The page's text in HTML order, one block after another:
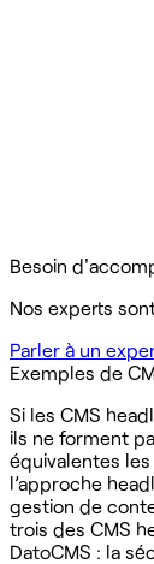
Besoin
Nos experts
Parler à un
Exemples de
Si les CMS
ils ne forment
équivalentes
l’approche
gestion de
trois des CMS
DatoCMS : la